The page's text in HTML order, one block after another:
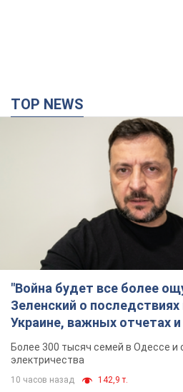
TOP NEWS
"Война будет все более
Зеленский о
Украине, важных отчетах
противника. Видео
Более 300 тысяч семей в Одессе и
электричества
10 часов назад 142,9 т.